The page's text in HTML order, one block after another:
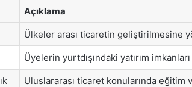
Açıklama
Ülkeler arası ticaretin geliştirilmesine
Üyelerin yurtdışındaki yatırım
Uluslararası ticaret konularında eğitim